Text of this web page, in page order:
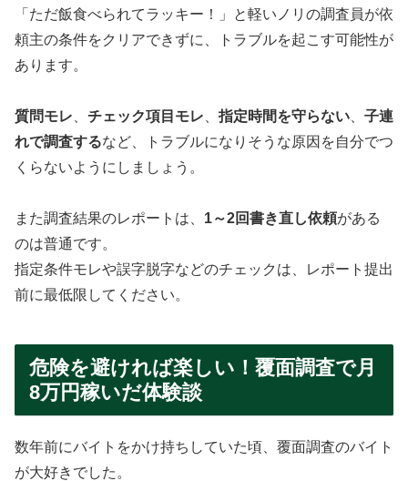
「ただ飯食べられてラッキー！」と軽いノリの調査員が依
頼主の条件をクリアできずに、トラブルを起こす可能性が
あります。
質問モレ チェック項目モレ 指定時間を守らない
子連
れで調査するなど、トラブルになりそうな原因を自分でつ
くらないようにしましょう。
また調査結果のレポートは、 1～2回書き直し依頼がある
のは普通です。
指定条件モレや誤字脱字などのチェックは、レポート提出
前に最低限してください。
危険を避ければ楽しい！覆面調査で月
8万円稼いだ体験談
数年前にバイトをかけ持ちしていた頃、覆面調査のバイト
が大好きでした。